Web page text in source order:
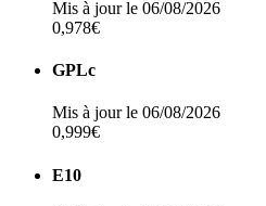
Mis à jour le 06/08/2026
0,978€
GPLc
Mis à jour le 06/08/2026
0,999€
E10